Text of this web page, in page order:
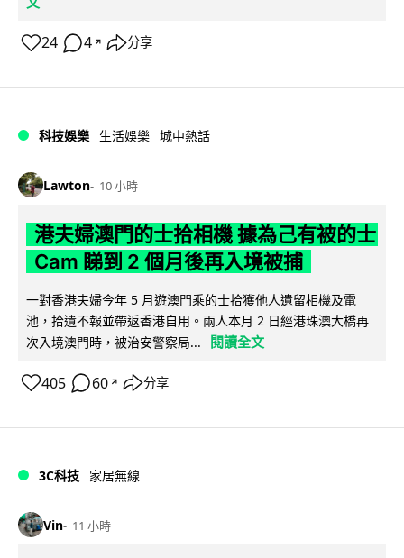
24 4 ↗ 分享
科技娛樂 生活娛樂 城中熱話
Lawton 10 小時
港夫婦澳門的士拾相機 據為己有被的士
Cam 睇到 2 個月後再入境被捕
一對香港夫婦今年 5 月遊澳門乘的士拾獲他人遺留相機及電
池，拾遺不報並帶返香港自用。兩人本月 2 日經港珠澳大橋再
次入境澳門時，被治安警察局...
閱讀全文
405 60 ↗ 分享
3C科技 家居無線
Vin 11 小時